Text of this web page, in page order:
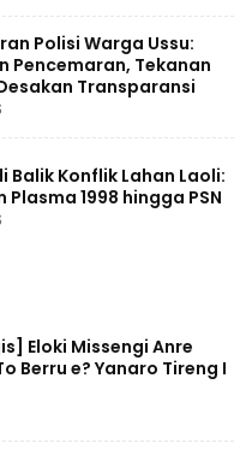
Polisi Warga Ussu:
Pencemaran, Tekanan
Transparansi
Balik Konflik Lahan Laoli:
1998 hingga PSN
‎Eloki Missengi Anre
Berru e? Yanaro Tireng I